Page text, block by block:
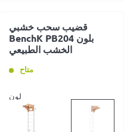
قضيب سحب خشبي
BenchK PB204 بلون
الخشب الطبيعي
متاح
لون